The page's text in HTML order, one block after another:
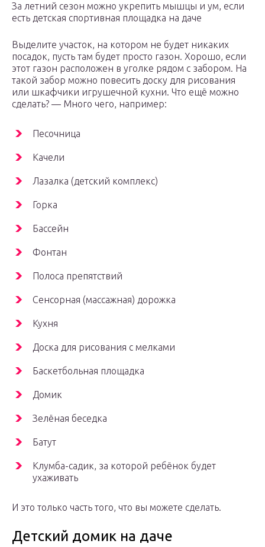
За летний сезон можно укрепить мышцы и ум, если
есть детская спортивная площадка на даче
Выделите участок, на котором не будет никаких
посадок, пусть там будет просто газон. Хорошо, если
этот газон расположен в уголке рядом с забором. На
такой забор можно повесить доску для рисования
или шкафчики игрушечной кухни. Что ещё можно
сделать? — Много чего, например:
Песочница
Качели
Лазалка (детский комплекс)
Горка
Бассейн
Фонтан
Полоса препятствий
Сенсорная (массажная) дорожка
Кухня
Доска для рисования с мелками
Баскетбольная площадка
Домик
Зелёная беседка
Батут
Клумба-садик, за которой ребёнок будет
ухаживать
И это только часть того, что вы можете сделать.
Детский домик на даче